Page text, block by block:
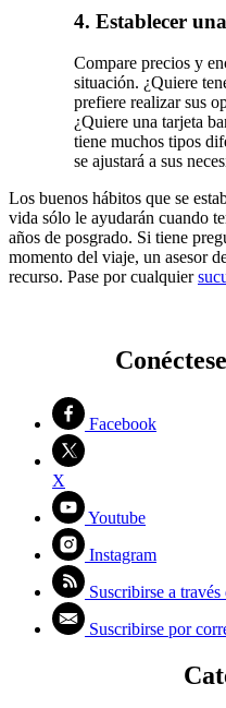
4. Establecer
Compare precios y
situación. ¿Quiere
prefiere realizar sus
¿Quiere una tarjeta
tiene muchos tipos
se ajustará a sus
Los buenos hábitos que se
vida sólo le ayudarán cuando
años de posgrado. Si tiene
momento del viaje, un asesor
recurso. Pase por cualquier
Facebook
X
Youtube
Instagram
Suscribirse a través
Suscribirse por